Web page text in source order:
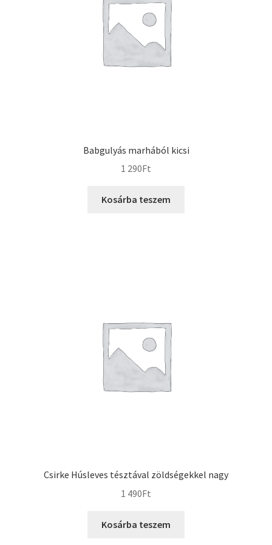
Babgulyás marhából kicsi
1 290Ft
Kosárba teszem
Csirke Húsleves tésztával zöldségekkel nagy
1 490Ft
Kosárba teszem